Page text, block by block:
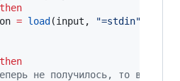
then
= load (input , "=stdin"
then
не получилось, то в